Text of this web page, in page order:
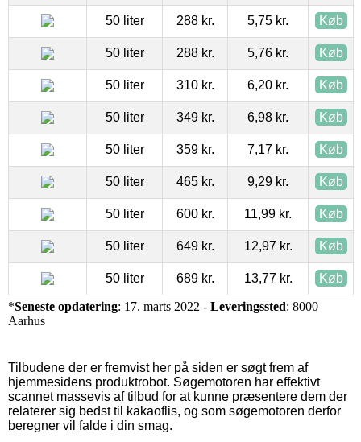
50 liter 288 kr. 5,75 kr. Køb
50 liter 288 kr. 5,76 kr. Køb
50 liter 310 kr. 6,20 kr. Køb
50 liter 349 kr. 6,98 kr. Køb
50 liter 359 kr. 7,17 kr. Køb
50 liter 465 kr. 9,29 kr. Køb
50 liter 600 kr. 11,99 kr. Køb
50 liter 649 kr. 12,97 kr. Køb
50 liter 689 kr. 13,77 kr. Køb
*Seneste opdatering: 17. marts 2022 - Leveringssted: 8000
Aarhus
Tilbudene der er fremvist her på siden er søgt frem af
hjemmesidens produktrobot. Søgemotoren har effektivt
scannet massevis af tilbud for at kunne præsentere dem der
relaterer sig bedst til kakaoflis, og som søgemotoren derfor
beregner vil falde i din smag.